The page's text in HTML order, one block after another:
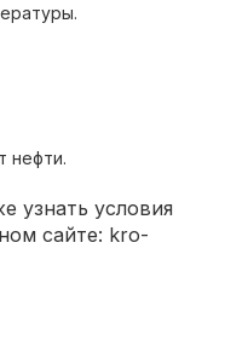
нефти.
узнать условия
сайте: kro-